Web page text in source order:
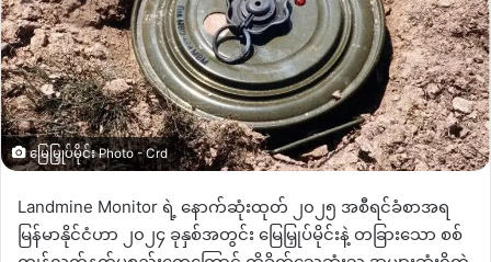
မြေမြှုပ်မိုင်း Photo - Crd
Landmine Monitor ရဲ့ နောက်ဆုံးထုတ် ၂၀၂၅ အစီရင်ခံစာအရ
မြန်မာနိုင်ငံဟာ ၂၀၂၄ ခုနှစ်အတွင်း မြေမြှုပ်မိုင်းနဲ့ တခြားသော စစ်